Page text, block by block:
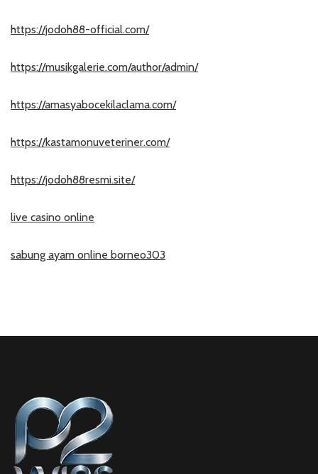
https://jodoh88-official.com/
https://musikgalerie.com/author/admin/
https://amasyabocekilaclama.com/
https://kastamonuveteriner.com/
https://jodoh88resmi.site/
live casino online
sabung ayam online borneo303